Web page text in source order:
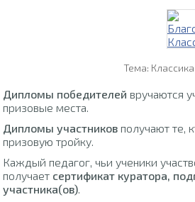
Тема: Классика
Дипломы победителей вручаются
призовые места.
Дипломы участников получают те,
призовую тройку.
Каждый педагог, чьи ученики
получает сертификат куратора,
участника(ов).